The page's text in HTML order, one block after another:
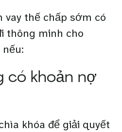
vay thế chấp sớm có
thông minh cho
có khoản nợ
khóa để giải quyết